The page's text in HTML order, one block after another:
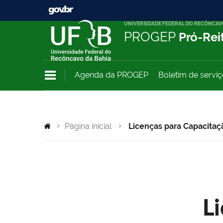
UNIVERSIDADE FEDERAL DO
PROGEP Pró-
Agenda da PROGEP Boletim de
Página inicial Licenças para